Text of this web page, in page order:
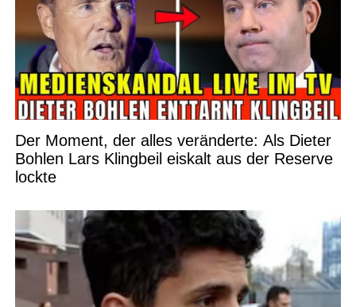
Der Moment, der alles veränderte: Als Dieter
Bohlen Lars Klingbeil eiskalt aus der Reserve
lockte